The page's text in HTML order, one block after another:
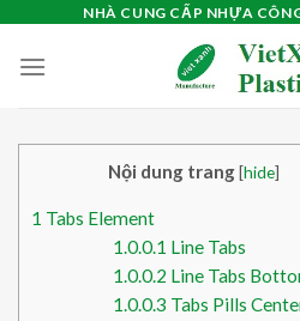
content
NHÀ CUNG CẤP NHỰA
Nội dung trang [hide]
1 Tabs Element
1.0.0.1 Line Tabs
1.0.0.2 Line Tabs
1.0.0.3 Tabs Pills